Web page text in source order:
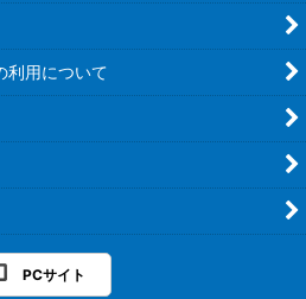
利用について
PCサイト